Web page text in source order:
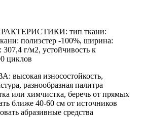
тип ткани:
полиэстер -100%, ширина:
307,4 г/м2, устойчивость к
циклов
износостойкость,
разнообразная палитра
или химчистка, беречь от прямых
ближе 40-60 см от источников
абразивные средства